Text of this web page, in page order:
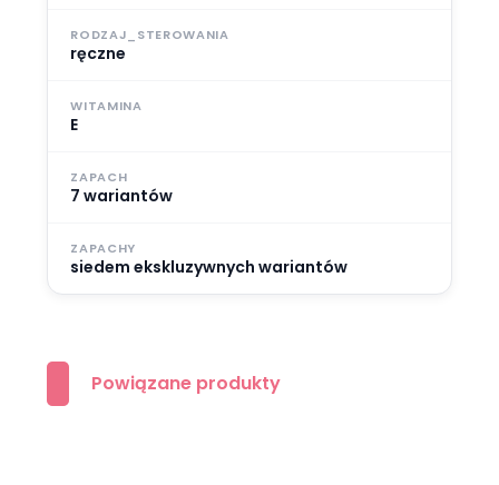
RODZAJ_STEROWANIA
ręczne
WITAMINA
E
ZAPACH
7 wariantów
ZAPACHY
siedem ekskluzywnych wariantów
Powiązane produkty